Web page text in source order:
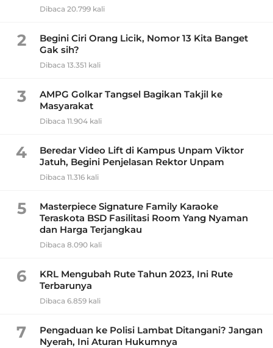
Dibaca 20.799 kali
2
Begini Ciri Orang Licik, Nomor 13 Kita Banget
Gak sih?
Dibaca 13.351 kali
3
AMPG Golkar Tangsel Bagikan Takjil ke
Masyarakat
Dibaca 11.904 kali
4
Beredar Video Lift di Kampus Unpam Viktor
Jatuh, Begini Penjelasan Rektor Unpam
Dibaca 11.316 kali
5
Masterpiece Signature Family Karaoke
Teraskota BSD Fasilitasi Room Yang Nyaman
dan Harga Terjangkau
Dibaca 8.090 kali
6
KRL Mengubah Rute Tahun 2023, Ini Rute
Terbarunya
Dibaca 6.859 kali
7
Pengaduan ke Polisi Lambat Ditangani? Jangan
Nyerah, Ini Aturan Hukumnya